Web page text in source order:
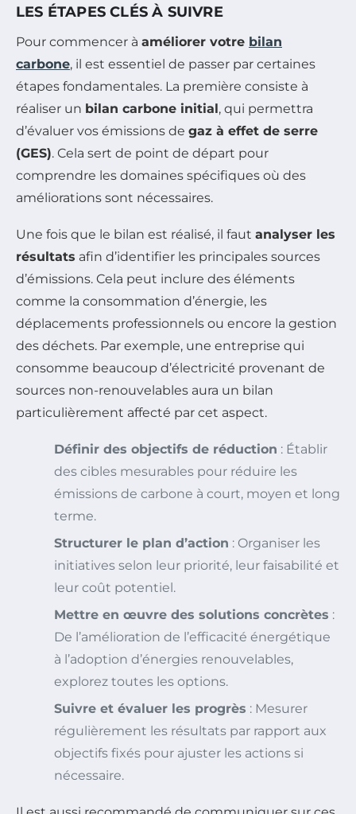
LES ÉTAPES CLÉS À SUIVRE
Pour commencer à améliorer votre bilan
carbone, il est essentiel de passer par certaines
étapes fondamentales. La première consiste à
réaliser un bilan carbone initial, qui permettra
d’évaluer vos émissions de gaz à effet de serre
(GES). Cela sert de point de départ pour
comprendre les domaines spécifiques où des
améliorations sont nécessaires.
Une fois que le bilan est réalisé, il faut analyser les
résultats afin d’identifier les principales sources
d’émissions. Cela peut inclure des éléments
comme la consommation d’énergie, les
déplacements professionnels ou encore la gestion
des déchets. Par exemple, une entreprise qui
consomme beaucoup d’électricité provenant de
sources non-renouvelables aura un bilan
particulièrement affecté par cet aspect.
Définir des objectifs de réduction : Établir
des cibles mesurables pour réduire les
émissions de carbone à court, moyen et long
terme.
Structurer le plan d’action : Organiser les
initiatives selon leur priorité, leur faisabilité et
leur coût potentiel.
Mettre en œuvre des solutions concrètes :
De l’amélioration de l’efficacité énergétique
à l’adoption d’énergies renouvelables,
explorez toutes les options.
Suivre et évaluer les progrès : Mesurer
régulièrement les résultats par rapport aux
objectifs fixés pour ajuster les actions si
nécessaire.